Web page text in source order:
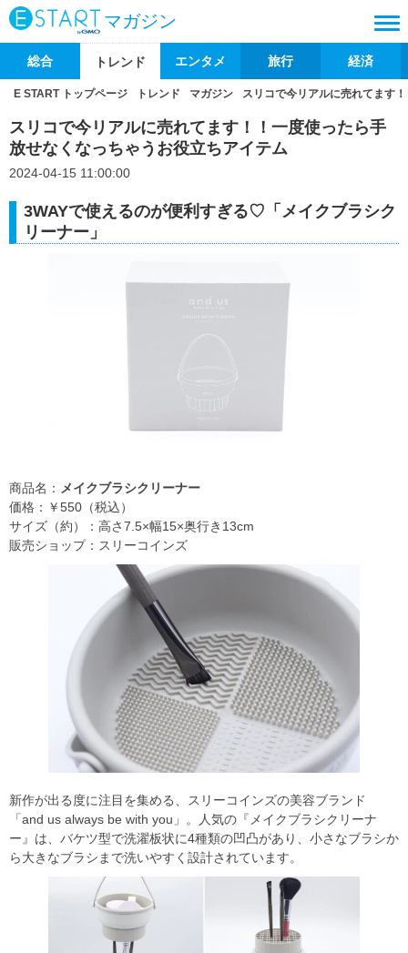
マガジン
総合 トレンド エンタメ 旅行 経済
E START トップページ トレンド マガジン スリコで今リアルに売れてます
スリコで今リアルに売れてます！！一度使ったら手
放せなくなっちゃうお役立ちアイテム
2024-04-15 11:00:00
3WAYで使えるのが便利すぎる♡「メイクブラシク
リーナー」
商品名： メイクブラシクリーナー
価格：￥550（税込）
サイズ（約）：高さ7.5×幅15×奥行き13cm
販売ショップ：スリーコインズ
新作が出る度に注目を集める、スリーコインズの美容ブランド
「and us always be with you」。人気の『メイクブラシクリーナ
ー』は、バケツ型で洗濯板状に4種類の凹凸があり、小さなブラシか
ら大きなブラシまで洗いやすく設計されています。